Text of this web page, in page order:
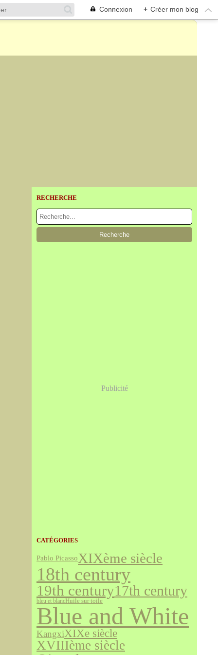
Connexion + Créer mon blog
RECHERCHE
Publicité
CATÉGORIES
Pablo PicassoXIXème siècle
18th century
19th century17th century
bleu et blancHuile sur toile
Blue and White
KangxiXIXe siècle
XVIIIème siècle